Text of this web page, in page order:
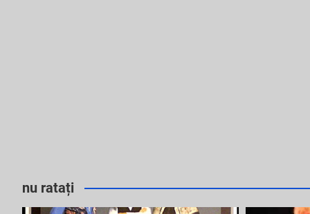
nu ratați